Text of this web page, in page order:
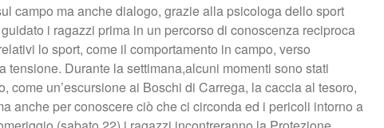
campo ma anche dialogo, grazie alla psicologa dello sport
i ragazzi prima in un percorso di conoscenza reciproca
lo sport, come il comportamento in campo, verso
tensione. Durante la settimana,alcuni momenti sono stati
come un’escursione ai Boschi di Carrega, la caccia al tesoro,
anche per conoscere ciò che ci circonda ed i pericoli intorno a